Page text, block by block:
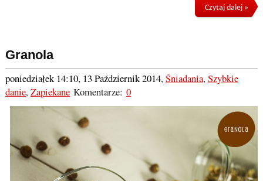
Czytaj dalej »
Granola
poniedziałek 14:10, 13 Październik 2014,Śniadania,Szybkie
danie,ZapiekaneKomentarze: 0